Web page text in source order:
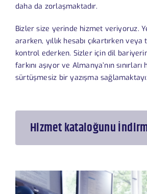
EKIP
İLETIŞIM
daha da zorlaşmaktadır.
Bizler size yerinde hizmet veriyoruz.
ararken, yıllık hesabı çıkartırken
kontrol ederken. Sizler için dil
farkını aşıyor ve Almanya’nın sınırları
sürtüşmesiz bir yazışma
Hizmet kataloğunu